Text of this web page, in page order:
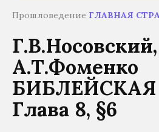
Прошловедение ГЛАВНАЯ
Г.В.Носовский,
А.Т.Фоменко
БИБЛЕЙСКАЯ
Глава 8, §6